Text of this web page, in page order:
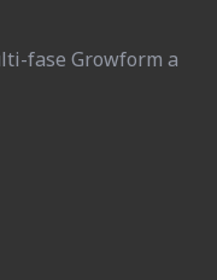
fase Growform a